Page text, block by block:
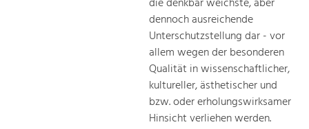
die denkbar weichste, aber
dennoch ausreichende
Unterschutzstellung dar - vor
allem wegen der besonderen
Qualität in wissenschaftlicher,
kultureller, ästhetischer und
bzw. oder erholungswirksamer
Hinsicht verliehen werden.